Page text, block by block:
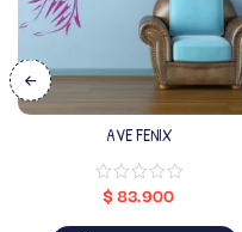
AVE FENIX
$83.900